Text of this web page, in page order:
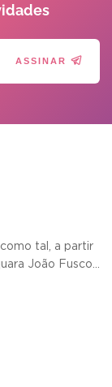
ASSINAR
tal, a partir
João Fusco...